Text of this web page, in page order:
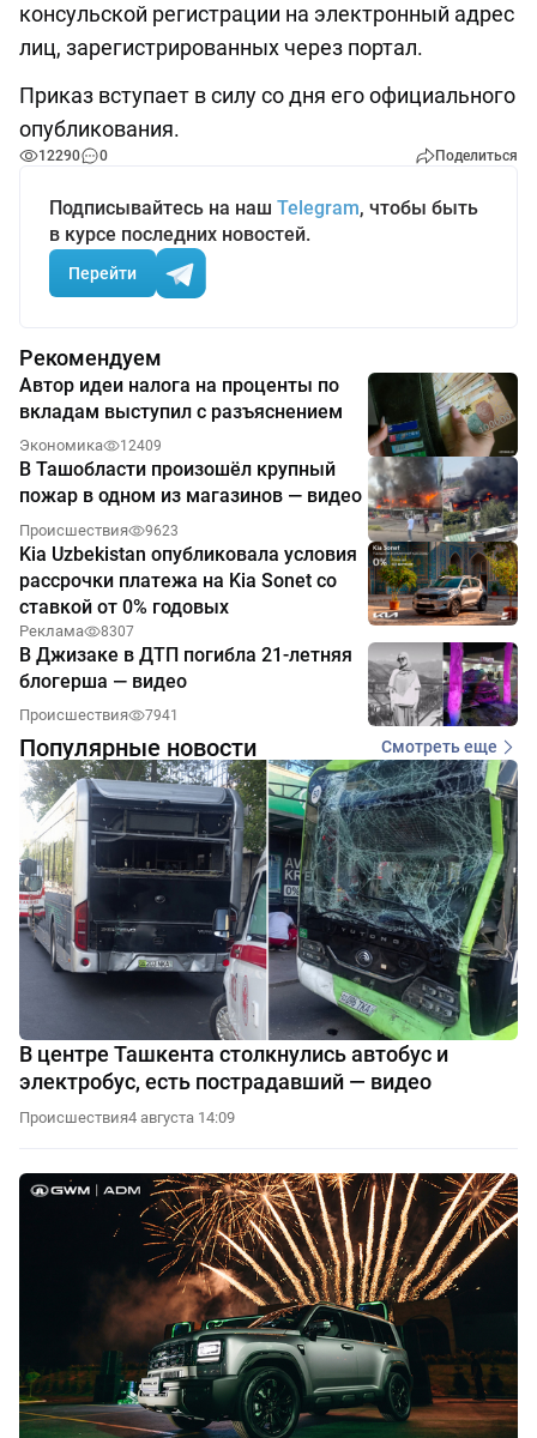
консульской регистрации на электронный адрес
лиц, зарегистрированных через портал.
Приказ вступает в силу со дня его официального
опубликования.
12290 0 Поделиться
Подписывайтесь на наш Telegram, чтобы быть
в курсе последних новостей.
Перейти
Рекомендуем
Автор идеи налога на проценты по
вкладам выступил с разъяснением
Экономика 12409
В Ташобласти произошёл крупный
пожар в одном из магазинов — видео
Происшествия 9623
Kia Uzbekistan опубликовала условия
рассрочки платежа на Kia Sonet со
ставкой от 0% годовых
Реклама 8307
В Джизаке в ДТП погибла 21-летняя
блогерша — видео
Происшествия 7941
Популярные новости Смотреть еще
В центре Ташкента столкнулись автобус и
электробус, есть пострадавший — видео
Происшествия4 августа 14:09